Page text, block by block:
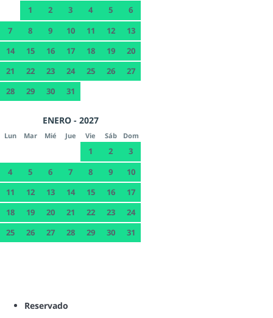
1 2 3 4 5
6
7
8 9 10 11 12
13
14
15 16 17 18 19
20
21
22 23 24 25 26
27
28
29 30 31
ENERO - 2027
Lun Mar Mié Jue Vie Sáb Dom
1 2
3
4
5 6 7 8 9
10
11
12 13 14 15 16
17
18
19 20 21 22 23
24
25
26 27 28 29 30 31
Reservado